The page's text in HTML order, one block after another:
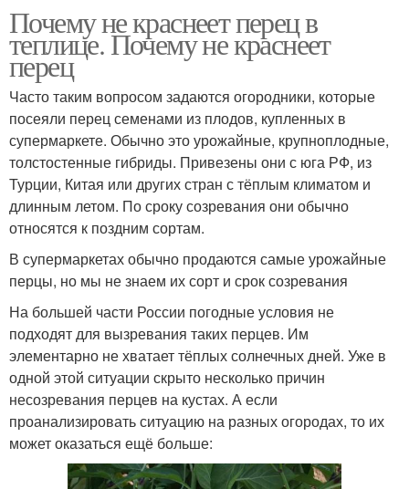
Почему не краснеет перец в
теплице. Почему не краснеет
перец
Часто таким вопросом задаются огородники, которые
посеяли перец семенами из плодов, купленных в
супермаркете. Обычно это урожайные, крупноплодные,
толстостенные гибриды. Привезены они с юга РФ, из
Турции, Китая или других стран с тёплым климатом и
длинным летом. По сроку созревания они обычно
относятся к поздним сортам.
В супермаркетах обычно продаются самые урожайные
перцы, но мы не знаем их сорт и срок созревания
На большей части России погодные условия не
подходят для вызревания таких перцев. Им
элементарно не хватает тёплых солнечных дней. Уже в
одной этой ситуации скрыто несколько причин
несозревания перцев на кустах. А если
проанализировать ситуацию на разных огородах, то их
может оказаться ещё больше: